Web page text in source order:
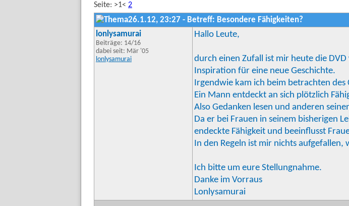
Seite: >1< 2
26.1.12, 23:27 - Betreff: Besondere Fähigkeiten?
lonlysamurai
Beiträge: 14/16
dabei seit: Mär '05
lonlysamurai
Hallo Leute,
durch einen Zufall ist mir heute die
Inspiration für eine neue Geschichte.
Irgendwie kam ich beim betrachten des
Ein Mann entdeckt an sich plötzlich
Also Gedanken lesen und anderen
Da er bei Frauen in seinem bisherigen
endeckte Fähigkeit und beeinflusst
In den Regeln ist mir nichts aufgefallen,
Ich bitte um eure Stellungnahme.
Danke im Vorraus
Lonlysamurai